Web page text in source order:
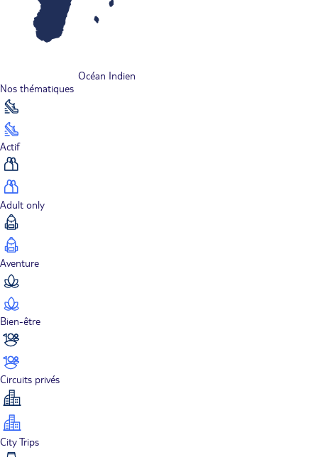
Océan Indien
Nos thématiques
Actif
Adult only
Aventure
Bien-être
Circuits privés
City Trips